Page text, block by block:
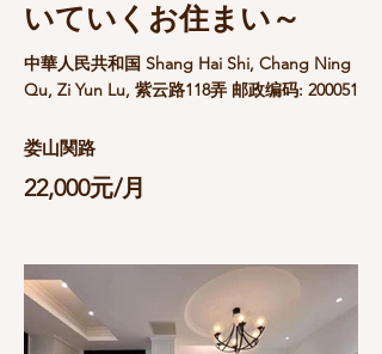
いていくお住まい～
中華人民共和国 Shang Hai Shi, Chang Ning
Qu, Zi Yun Lu, 紫云路118弄 邮政编码: 200051
娄山関路
22,000元/月